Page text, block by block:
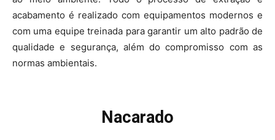
acabamento é realizado com equipamentos modernos e
com uma equipe treinada para garantir um alto padrão de
qualidade e segurança, além do compromisso com as
normas ambientais.
Nacarado